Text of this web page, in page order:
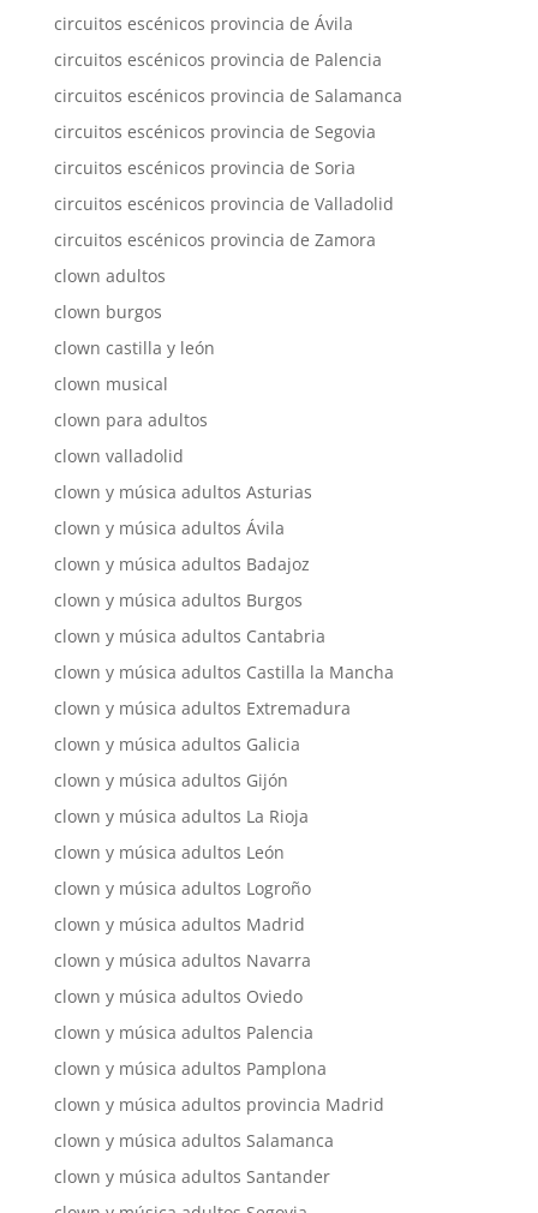
circuitos escénicos provincia de Ávila
circuitos escénicos provincia de Palencia
circuitos escénicos provincia de Salamanca
circuitos escénicos provincia de Segovia
circuitos escénicos provincia de Soria
circuitos escénicos provincia de Valladolid
circuitos escénicos provincia de Zamora
clown adultos
clown burgos
clown castilla y león
clown musical
clown para adultos
clown valladolid
clown y música adultos Asturias
clown y música adultos Ávila
clown y música adultos Badajoz
clown y música adultos Burgos
clown y música adultos Cantabria
clown y música adultos Castilla la Mancha
clown y música adultos Extremadura
clown y música adultos Galicia
clown y música adultos Gijón
clown y música adultos La Rioja
clown y música adultos León
clown y música adultos Logroño
clown y música adultos Madrid
clown y música adultos Navarra
clown y música adultos Oviedo
clown y música adultos Palencia
clown y música adultos Pamplona
clown y música adultos provincia Madrid
clown y música adultos Salamanca
clown y música adultos Santander